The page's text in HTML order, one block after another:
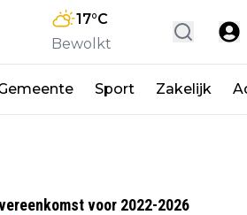
17°C
Bewolkt
Sport Zakelijk
voor 2022-2026